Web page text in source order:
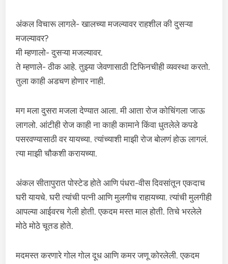
अंकल विचारू लागले- खालच्या मजल्यावर राहशील की दुसऱ्या
मजल्यावर?
मी म्हणालो- दुसऱ्या मजल्यावर.
ते म्हणाले- ठीक आहे. तुझ्या जेवणासाठी टिफिनचीही व्यवस्था करतो.
तुला काही अडचण होणार नाही.
मग मला दुसरा मजला देण्यात आला. मी आता रोज कोचिंगला जाऊ
लागलो. आंटीही रोज काही ना काही कामाने किंवा धुतलेले कपडे
पसरवण्यासाठी वर यायच्या. त्यांच्याशी माझी रोज बोलणं होऊ लागलं.
त्या माझी चौकशी करायच्या.
अंकल सीतापुरात पोस्टेड होते आणि पंधरा-वीस दिवसांतून एकदाच
घरी यायचे. घरी त्यांची पत्नी आणि मुलगीच राहायच्या. त्यांची मुलगीही
आपल्या आईवरच गेली होती. एकदम मस्त माल होती. तिचे भरलेले
मोठे मोठे चूतड होते.
मदमस्त करणारे गोल गोल दूध आणि कमर जणू कोरलेली. एकदम